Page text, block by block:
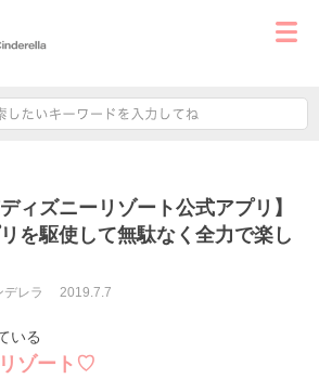
ィズニーリゾート公式アプリ】
を駆使して無駄なく全力で楽し
デレラ 2019.7.7
いる
ゾート♡